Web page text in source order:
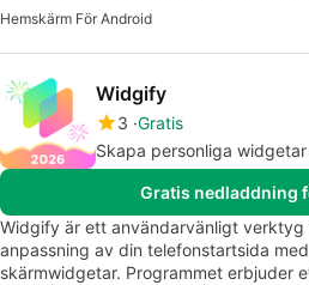
Hemskärm För Android
Widgify
3 Gratis
Skapa personliga
Gratis nedladdning
Widgify är ett användarvänligt verktyg
anpassning av din telefonstartsida
skärmwidgetar. Programmet erbjuder